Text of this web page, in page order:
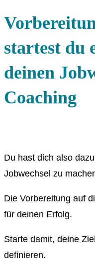
startest du
deinen
Coaching
Du hast dich also
Jobwechsel zu
Die Vorbereitung auf
für deinen Erfolg.
Starte damit, deine
definieren.